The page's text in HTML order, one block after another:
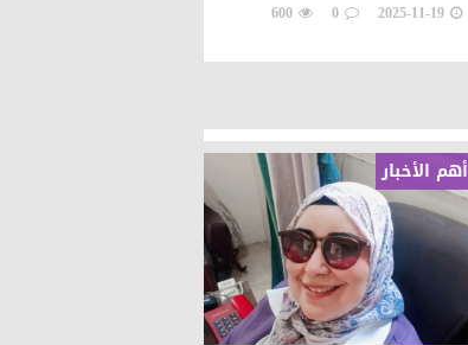
2025-11-19
0
600
أهم الأخبار